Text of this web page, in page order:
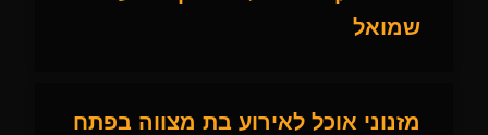
שמואל
מזנוני אוכל לאירוע בת מצווה בפתח